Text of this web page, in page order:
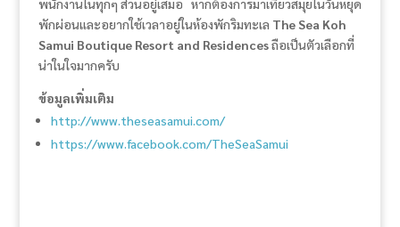
พนักงานในทุกๆ ส่วนอยู่เสมอ หากต้องการมาเที่ยวสมุยในวันหยุด
พักผ่อนและอยากใช้เวลาอยู่ในห้องพักริมทะเล The Sea Koh
Samui Boutique Resort and Residencesถือเป็นตัวเลือกที่
น่าในใจมากครับ
ข้อมูลเพิ่มเติม
http://www.theseasamui.com/
https://www.facebook.com/TheSeaSamui